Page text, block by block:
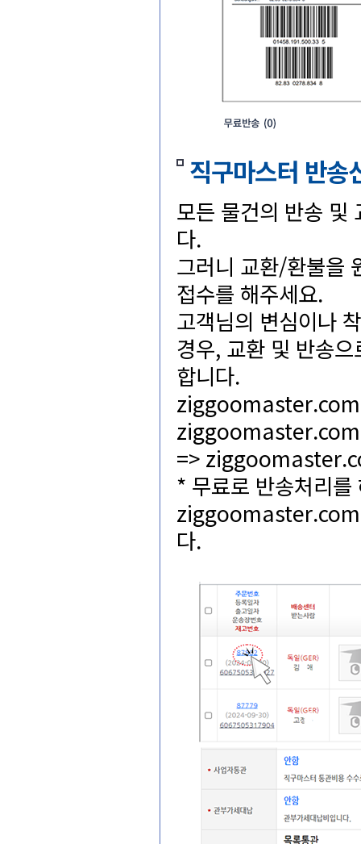
직구마스터반송
모든물건의반송및
다.
그러니교환/환불을
접수를해주세요.
고객님의변심이나
경우,교환및반송으
합니다.
*무료로반송처리
다.